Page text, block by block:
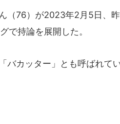
（76）が2023年2月5日、
で持論を展開した。
カッター」とも呼ばれてい